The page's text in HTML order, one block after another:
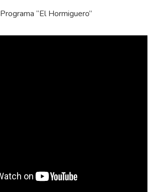
Programa “El Hormiguero”